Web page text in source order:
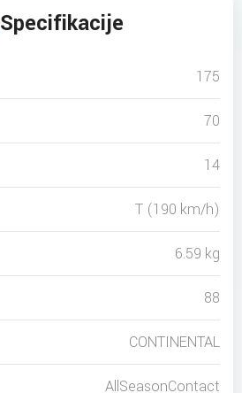
Specifikacije
175
70
14
T (190 km/h)
6.59 kg
88
CONTINENTAL
AllSeasonContact